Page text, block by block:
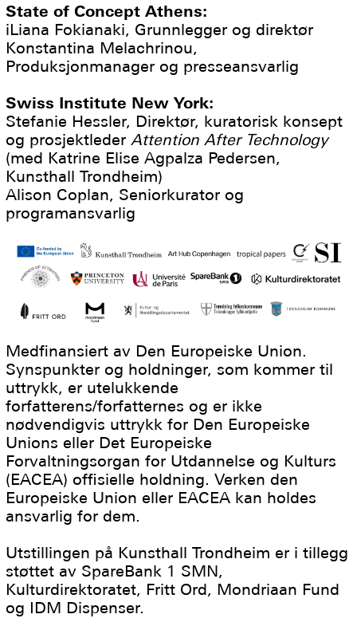
State of Concept Athens:
iLiana Fokianaki, Grunnlegger og direktør
Konstantina Melachrinou,
Produksjonmanager og presseansvarlig
Swiss Institute New York:
Stefanie Hessler, Direktør, kuratorisk konsept
og prosjektlederAttention After Technology
(med Katrine Elise Agpalza Pedersen,
Kunsthall Trondheim)
Alison Coplan, Seniorkurator og
programansvarlig
Medfinansiert av Den Europeiske Union.
Synspunkter og holdninger, som kommer til
uttrykk, er utelukkende
forfatterens/forfatternes og er ikke
nødvendigvis uttrykk for Den Europeiske
Unions eller Det Europeiske
Forvaltningsorgan for Utdannelse og Kulturs
(EACEA) offisielle holdning. Verken den
Europeiske Union eller EACEA kan holdes
ansvarlig for dem.
Utstillingen på Kunsthall Trondheim er i tillegg
støttet av SpareBank 1 SMN,
Kulturdirektoratet, Fritt Ord, Mondriaan Fund
og IDM Dispenser.